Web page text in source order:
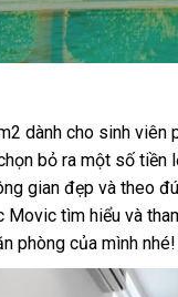
dành cho sinh
bỏ ra một số
gian đẹp và theo
Movic tìm hiểu và
phòng của mình nhé!